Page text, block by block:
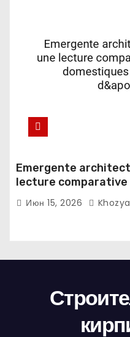
Emergente
lecture comparative
domestiques et les
Июн 15, 2026